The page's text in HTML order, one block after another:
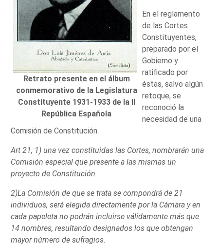
Retrato presente en el álbum
conmemorativo de la Legislatura
Constituyente 1931-1933 de la II
República Española
En el reglamento
de las Cortes
Constituyentes,
preparado por el
Gobierno y
ratificado por
éstas, salvo algún
retoque, se
reconoció la
necesidad de una
Comisión de Constitución.
Art 21, 1) una vez constituidas las Cortes, nombrarán una
Comisión especial que presente a las mismas un
proyecto de Constitución.
2)La Comisión de que se trata se compondrá de 21
individuos, será elegida directamente por la Cámara y en
cada papeleta no podrán incluirse válidamente más que
14 nombres, resultando designados los que obtengan
mayor número de sufragios.